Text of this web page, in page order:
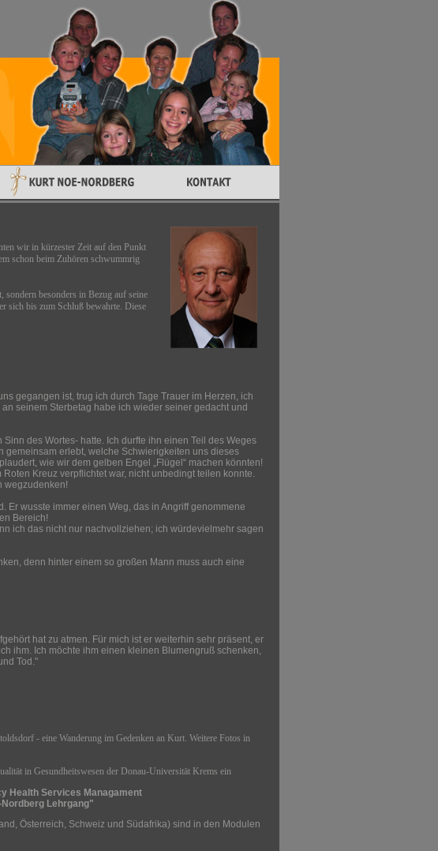
wir in kürzester Zeit auf den Punkt
schon beim Zuhören schwummrig
besonders in Bezug auf seine
sich bis zum Schluß bewahrte. Diese
gegangen ist, trug ich durch Tage Trauer im Herzen, ich
seinem Sterbetag habe ich wieder seiner gedacht und
des Wortes- hatte. Ich durfte ihn einen Teil des Weges
erlebt, welche Schwierigkeiten uns dieses
wie wir dem gelben Engel „Flügel“ machen könnten!
Kreuz verpflichtet war, nicht unbedingt teilen konnte.
wegzudenken!
Er wusste immer einen Weg, das in Angriff genommene
Bereich!
ich das nicht nur nachvollziehen; ich würdevielmehr sagen
denn hinter einem so großen Mann muss auch eine
hat zu atmen. Für mich ist er weiterhin sehr präsent, er
ihm. Ich möchte ihm einen kleinen Blumengruß schenken,
Tod."
- eine Wanderung im Gedenken an Kurt. Weitere Fotos in
in Gesundheitswesen der Donau-Universität Krems ein
Health Services Managament
Lehrgang"
Österreich, Schweiz und Südafrika) sind in den Modulen